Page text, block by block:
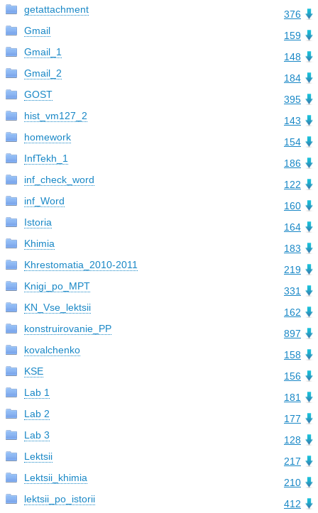
376
getattachment
159
Gmail
148
Gmail_1
184
Gmail_2
395
GOST
143
hist_vm127_2
154
homework
186
InfTekh_1
122
inf_check_word
160
inf_Word
164
Istoria
183
Khimia
219
Khrestomatia_2010-2011
331
Knigi_po_MPT
162
KN_Vse_lektsii
897
konstruirovanie_PP
158
kovalchenko
156
KSE
181
Lab 1
177
Lab 2
128
Lab 3
217
Lektsii
210
Lektsii_khimia
412
lektsii_po_istorii